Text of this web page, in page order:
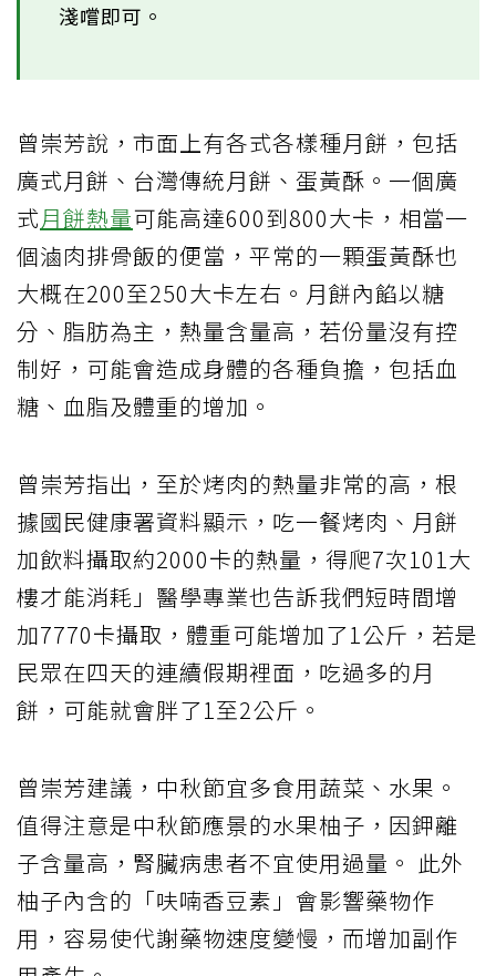
淺嚐即可。
曾崇芳說，市面上有各式各樣種月餅，包括
廣式月餅、台灣傳統月餅、蛋黃酥。一個廣
式月餅熱量可能高達600到800大卡，相當一
個滷肉排骨飯的便當，平常的一顆蛋黃酥也
大概在200至250大卡左右。月餅內餡以糖
分、脂肪為主，熱量含量高，若份量沒有控
制好，可能會造成身體的各種負擔，包括血
糖、血脂及體重的增加。
曾崇芳指出，至於烤肉的熱量非常的高，根
據國民健康署資料顯示，吃一餐烤肉、月餅
加飲料攝取約2000卡的熱量，得爬7次101大
樓才能消耗」醫學專業也告訴我們短時間增
加7770卡攝取，體重可能增加了1公斤，若是
民眾在四天的連續假期裡面，吃過多的月
餅，可能就會胖了1至2公斤。
曾崇芳建議，中秋節宜多食用蔬菜、水果。
值得注意是中秋節應景的水果柚子，因鉀離
子含量高，腎臟病患者不宜使用過量。 此外
柚子內含的「呋喃香豆素」會影響藥物作
用，容易使代謝藥物速度變慢，而增加副作